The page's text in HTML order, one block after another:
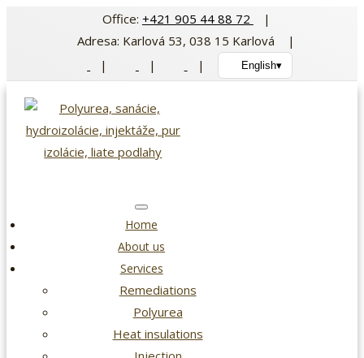
Office: +421 905 44 88 72
|
Adresa: Karlová 53, 038 15 Karlová |
|
| | English▾
Home
About us
Services
Remediations
Polyurea
Heat insulations